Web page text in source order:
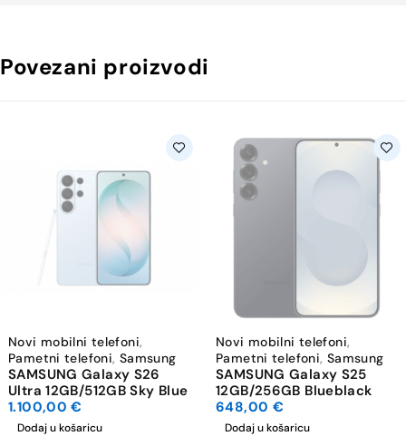
Povezani proizvodi
Novi mobilni telefoni,
Pametni telefoni, Samsung
SAMSUNG Galaxy S26
Ultra 12GB/512GB Sky Blue
1.100,00€
Dodaj u košaricu
Novi mobilni telefoni,
Pametni telefoni, Samsung
SAMSUNG Galaxy S25
12GB/256GB Blueblack
648,00 €
Dodaj u košaricu